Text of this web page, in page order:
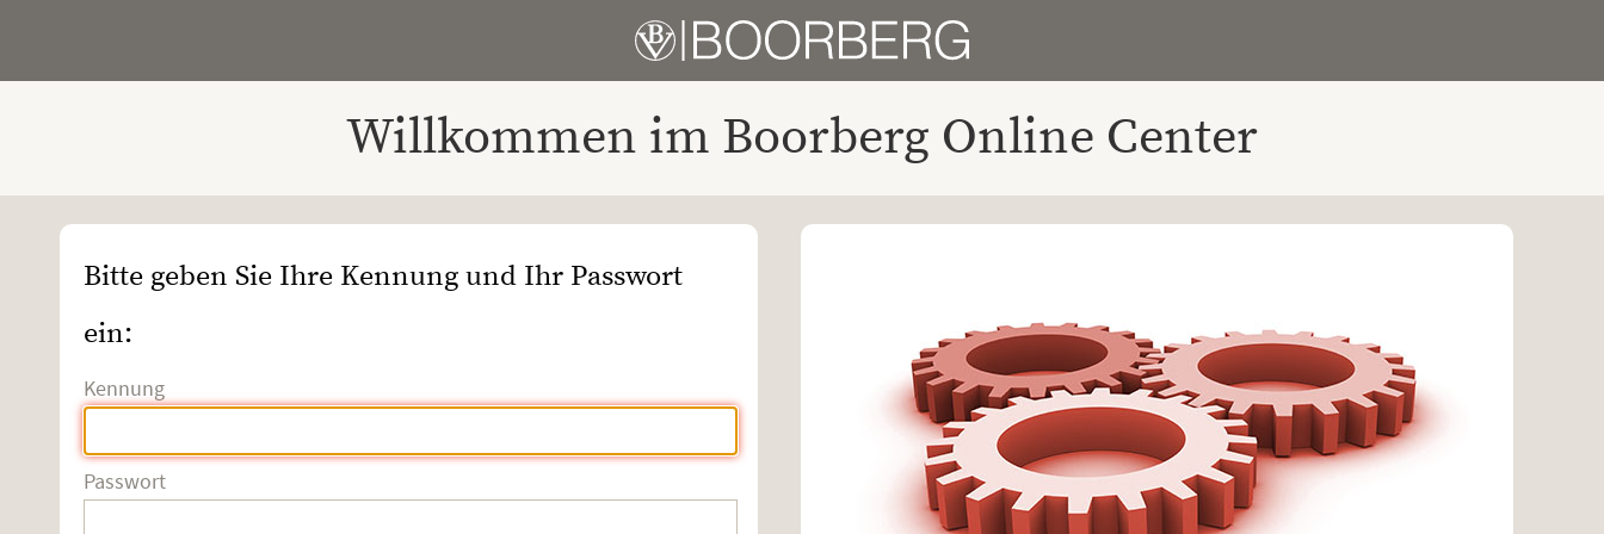
Willkommen im Boorberg Online Center
Bitte geben Sie Ihre Kennung und Ihr Passwort
ein:
Kennung
Passwort